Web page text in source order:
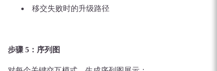
移交失败时的升级路径
步骤 5：序列图